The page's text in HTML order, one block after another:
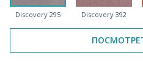
Discovery 295 Discovery 392